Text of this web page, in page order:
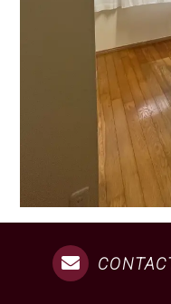
窓は腰窓に替え、フ
作っていきます。